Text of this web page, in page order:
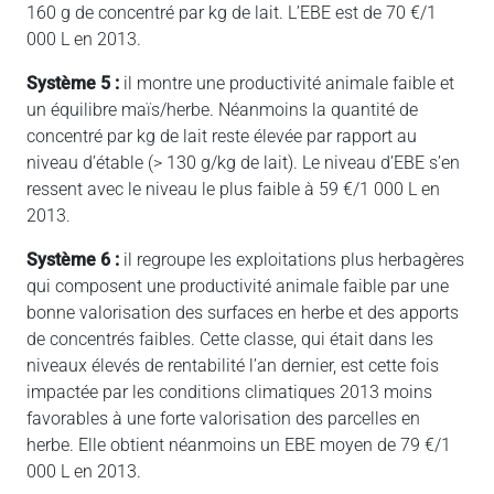
160 g de concentré par kg de lait. L’EBE est de 70 €/1
000 L en 2013.
Système 5 : il montre une productivité animale faible et
un équilibre maïs/herbe. Néanmoins la quantité de
concentré par kg de lait reste élevée par rapport au
niveau d’étable (> 130 g/kg de lait). Le niveau d’EBE s’en
ressent avec le niveau le plus faible à 59 €/1 000 L en
2013.
Système 6 : il regroupe les exploitations plus herbagères
qui composent une productivité animale faible par une
bonne valorisation des surfaces en herbe et des apports
de concentrés faibles. Cette classe, qui était dans les
niveaux élevés de rentabilité l’an dernier, est cette fois
impactée par les conditions climatiques 2013 moins
favorables à une forte valorisation des parcelles en
herbe. Elle obtient néanmoins un EBE moyen de 79 €/1
000 L en 2013.